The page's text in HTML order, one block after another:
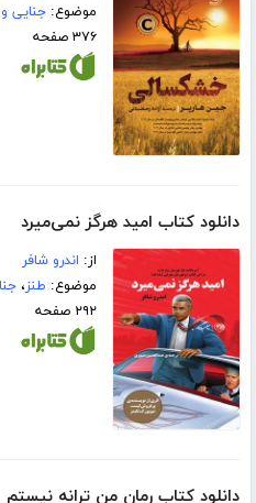
موضوع:جنایی
۳۷۶ صفحه
دانلود کتاب امید هرگز نمی‌میرد
از: اندرو شافر
موضوع: طنز،
۲۹۲ صفحه
دانلود کتاب رمان من ترانه نیستم